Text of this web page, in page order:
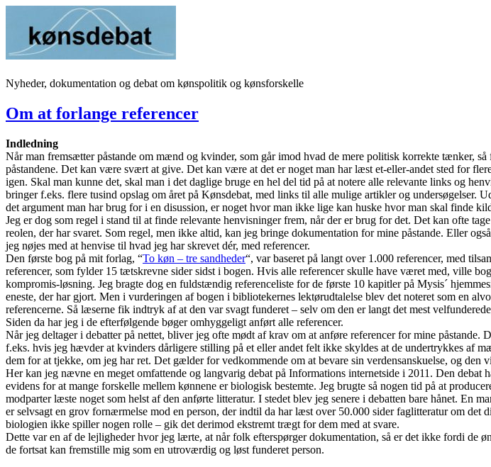
indhold
Nyheder, dokumentation og debat om kønspolitik og kønsforskelle
Om at forlange referencer
Indledning
Når man fremsætter påstande om mænd og kvinder, som går imod hvad de mere politisk korrekte tænker,
påstandene. Det kan være svært at give. Det kan være at det er noget man har læst et-eller-andet sted for
igen. Skal man kunne det, skal man i det daglige bruge en hel del tid på at notere alle relevante links og
bringer f.eks. flere tusind opslag om året på Kønsdebat, med links til alle mulige artikler og undersøgelser.
det argument man har brug for i en disussion, er noget hvor man ikke lige kan huske hvor man skal finde
Jeg er dog som regel i stand til at finde relevante henvisninger frem, når der er brug for det. Det kan ofte
reolen, der har svaret. Som regel, men ikke altid, kan jeg bringe dokumentation for mine påstande. Eller
jeg nøjes med at henvise til hvad jeg har skrevet dér, med referencer.
Den første bog på mit forlag, “To køn – tre sandheder“, var baseret på langt over 1.000 referencer, med
referencer, som fylder 15 tætskrevne sider sidst i bogen. Hvis alle referencer skulle have været med, ville
kompromis-løsning. Jeg bragte dog en fuldstændig referenceliste for de første 10 kapitler på Mysis´
eneste, der har gjort. Men i vurderingen af bogen i bibliotekernes lektørudtalelse blev det noteret som en
referencerne. Så læserne fik indtryk af at den var svagt funderet – selv om den er langt det mest
Siden da har jeg i de efterfølgende bøger omhyggeligt anført alle referencer.
Når jeg deltager i debatter på nettet, bliver jeg ofte mødt af krav om at anføre referencer for mine
f.eks. hvis jeg hævder at kvinders dårligere stilling på et eller andet felt ikke skyldes at de undertrykkes af
dem for at tjekke, om jeg har ret. Det gælder for vedkommende om at bevare sin verdensanskuelse, og
Her kan jeg nævne en meget omfattende og langvarig debat på Informations internetside i 2011. Den debat
evidens for at mange forskelle mellem kønnene er biologisk bestemte. Jeg brugte så nogen tid på at
modparter læste noget som helst af den anførte litteratur. I stedet blev jeg senere i debatten bare hånet.
er selvsagt en grov fornærmelse mod en person, der indtil da har læst over 50.000 sider faglitteratur om det
biologien ikke spiller nogen rolle – gik det derimod ekstremt trægt for dem med at svare.
Dette var en af de lejligheder hvor jeg lærte, at når folk efterspørger dokumentation, så er det ikke fordi de
de fortsat kan fremstille mig som en utroværdig og løst funderet person.